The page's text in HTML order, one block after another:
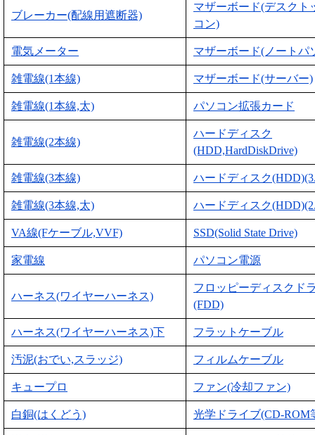
ブレーカー(配線用遮断器)
マザーボード(デスクト
コン)
電気メーター マザーボード(ノートパ
雑電線(1本線) マザーボード(サーバー)
雑電線(1本線,太) パソコン拡張カード
雑電線(2本線)
ハードディスク
(HDD,HardDiskDrive)
雑電線(3本線) ハードディスク
雑電線(3本線,太) ハードディスク
VA線(Fケーブル,VVF) SSD(Solid State Drive)
家電線 パソコン電源
ハーネス(ワイヤーハーネス)
フロッピーディスクド
(FDD)
ハーネス(ワイヤーハーネス)下 フラットケーブル
汚泥(おでい,スラッジ) フィルムケーブル
キュープロ ファン(冷却ファン)
白銅(はくどう) 光学ドライブ(CD-ROM